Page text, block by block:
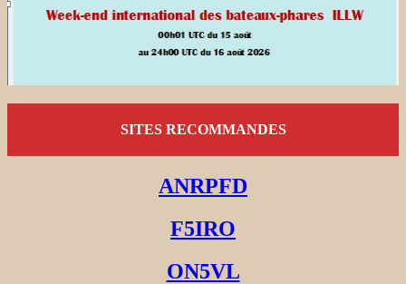
SITES RECOMMANDES
ANRPFD
F5IRO
ON5VL